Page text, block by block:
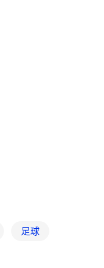
足球